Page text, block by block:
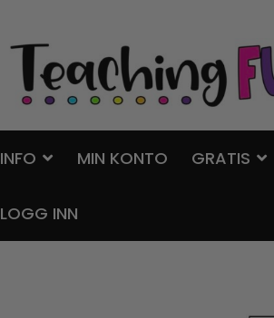
Hopp
navigasjon
Hopp
innhold
INFO MIN KONTO GRATIS
LOGG INN